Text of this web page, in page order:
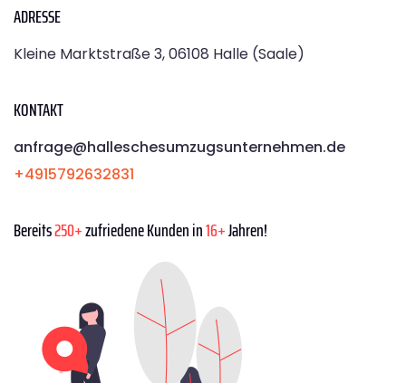
ADRESSE
Kleine Marktstraße 3, 06108 Halle (Saale)
KONTAKT
anfrage@halleschesumzugsunternehmen.de
+4915792632831
Bereits250+zufriedene Kunden in16+Jahren!